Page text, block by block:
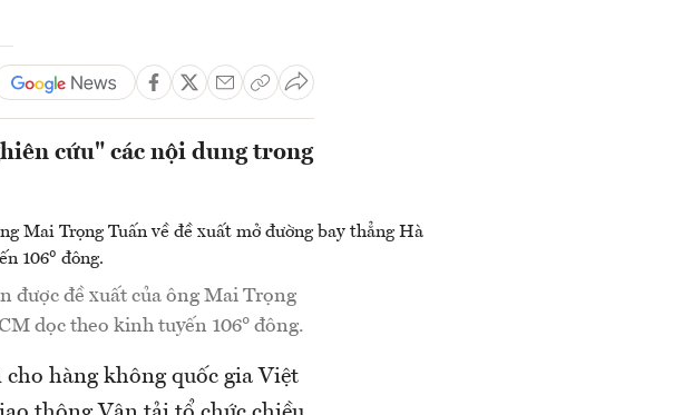
cứu" các nội dung trong
được đề xuất của ông Mai Trọng
dọc theo kinh tuyến 106° đông.
cho hàng không quốc gia Việt